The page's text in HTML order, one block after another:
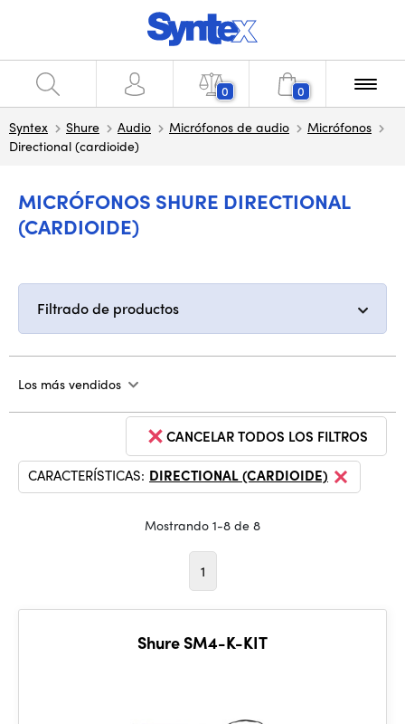
0 0
Syntex Shure Audio Micrófonos de audio
Micrófonos
Directional (cardioide)
MICRÓFONOS SHURE DIRECTIONAL
(CARDIOIDE)
Filtrado de productos
Los más vendidos
CANCELAR TODOS LOS FILTROS
CARACTERÍSTICAS: DIRECTIONAL (CARDIOIDE)
Mostrando 1-8 de 8
1
Shure SM4-K-KIT